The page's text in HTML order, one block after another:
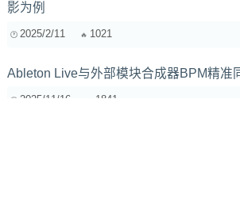
影为例
2025/2/11 1021
Ableton Live与外部模块合成器BPM精准
2025/11/16 1841